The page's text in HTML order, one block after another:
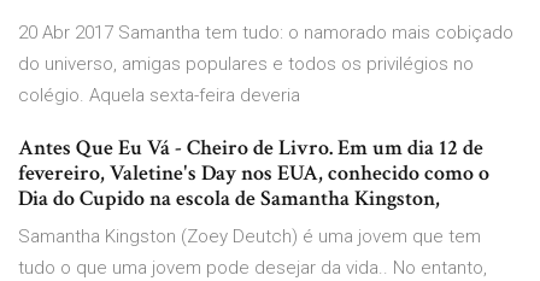
20 Abr 2017 Samantha tem tudo: o namorado mais cobiçado
do universo, amigas populares e todos os privilégios no
colégio. Aquela sexta-feira deveria
Antes Que Eu Vá - Cheiro de Livro. Em um dia 12 de
fevereiro, Valetine's Day nos EUA, conhecido como o
Dia do Cupido na escola de Samantha Kingston,
Samantha Kingston (Zoey Deutch) é uma jovem que tem
tudo o que uma jovem pode desejar da vida.. No entanto,